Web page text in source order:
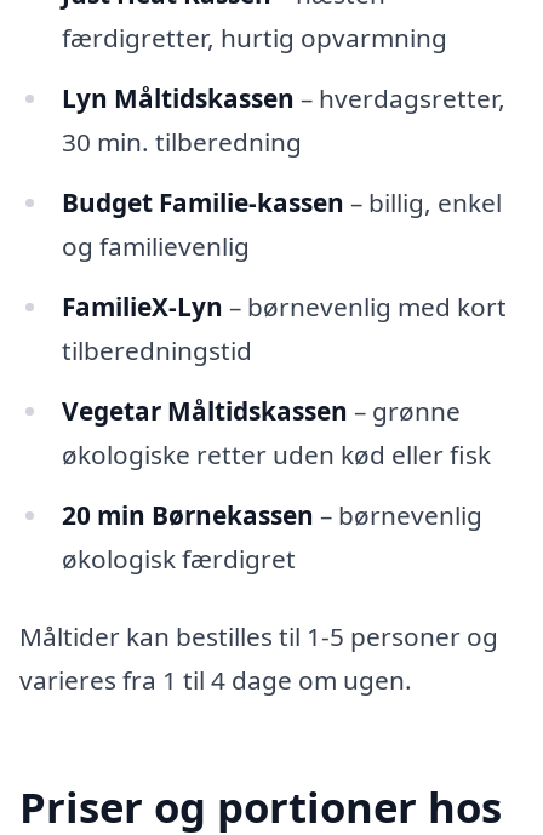
færdigretter, hurtig opvarmning
Lyn Måltidskassen – hverdagsretter,
30 min. tilberedning
Budget Familie-kassen – billig, enkel
og familievenlig
FamilieX-Lyn – børnevenlig med kort
tilberedningstid
Vegetar Måltidskassen – grønne
økologiske retter uden kød eller fisk
20 min Børnekassen – børnevenlig
økologisk færdigret
Måltider kan bestilles til 1-5 personer og
varieres fra 1 til 4 dage om ugen.
Priser og portioner hos